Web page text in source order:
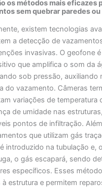
os métodos mais eficazes
sem quebrar paredes
existem tecnologias
a detecção de
invasivas. O geofone é
que amplifica o som da
sob pressão, auxiliando
do vazamento. Câmeras
variações de temperatura
de umidade nas
pontos de infiltração.
que utilizam gás
introduzido na tubulação e,
o gás escapará, sendo
específicos. Esses
estrutura e permitem